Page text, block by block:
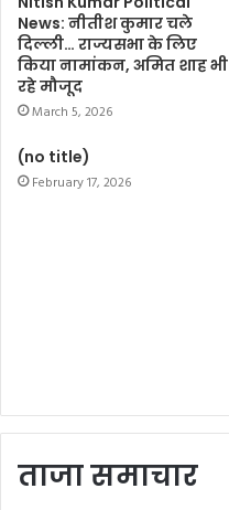
o
k
r
p
p
News: नीतीश कुमार चले
दिल्ली… राज्यसभा के लिए
किया नामांकन, अमित शाह भी
रहे मौजूद
March 5, 2026
(no title)
February 17, 2026
ताजा समाचार